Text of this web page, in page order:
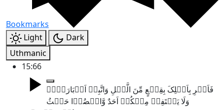
Bookmarks
Light
Dark
Uthmanic
15:66
فَاَسۡرِ بِاَہۡلِکَ بِقِطۡعٍ مِّنَ الَّیۡلِ وَاتَّبِعۡ اَدۡبَارَہُمۡ
وَلَا یَلۡتَفِتۡ مِنۡکُمۡ اَحَدٌ وَّامۡضُوۡا حَیۡثُ